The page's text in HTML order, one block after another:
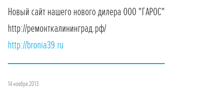
Новый сайт нашего нового дилера ООО "ГАРОС"
http://ремонткалининград.рф/
http://bronia39.ru
14 ноября 2013